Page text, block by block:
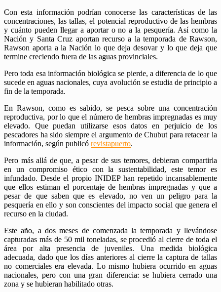
Con esta información podrían conocerse las características de las
concentraciones, las tallas, el potencial reproductivo de las hembras
y cuánto pueden llegar a aportar o no a la pesquería. Así como la
Nación y Santa Cruz aportan recurso a la temporada de Rawson,
Rawson aporta a la Nación lo que deja desovar y lo que deja que
termine creciendo fuera de las aguas provinciales.
Pero toda esa información biológica se pierde, a diferencia de lo que
sucede en aguas nacionales, cuya avolución se estudia de principio a
fin de la temporada.
En Rawson, como es sabido, se pesca sobre una concentración
reproductiva, por lo que el número de hembras impregnadas es muy
elevado. Que puedan utilizarse esos datos en perjuicio de los
pescadores ha sido siempre el argumento de Chubut para retacear la
información, según publicó revistapuerto.
Pero más allá de que, a pesar de sus temores, debieran compartirla
en un compromiso ético con la sustentabilidad, este temor es
infundado. Desde el propio INIDEP han repetido incansablemente
que ellos estiman el porcentaje de hembras impregnadas y que a
pesar de que saben que es elevado, no ven un peligro para la
pesquería en ello y son conscientes del impacto social que genera el
recurso en la ciudad.
Este año, a dos meses de comenzada la temporada y llevándose
capturadas más de 50 mil toneladas, se procedió al cierre de toda el
área por alta presencia de juveniles. Una medida biológica
adecuada, dado que los días anteriores al cierre la captura de tallas
no comerciales era elevada. Lo mismo hubiera ocurrido en aguas
nacionales, pero con una gran diferencia: se hubiera cerrado una
zona y se hubieran habilitado otras.